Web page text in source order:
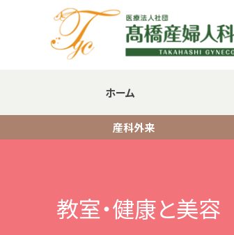
ホーム
産科外来
教室・健康と美容